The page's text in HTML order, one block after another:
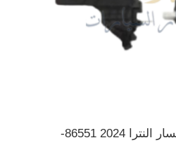
عظمة صدام امامى يسار النترا 2024 86551-